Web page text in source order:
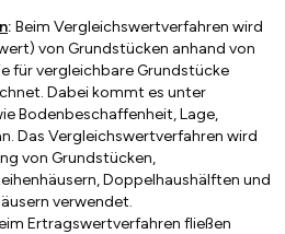
: Beim Vergleichswertverfahren wird
von Grundstücken anhand von
für vergleichbare Grundstücke
Dabei kommt es unter
Bodenbeschaffenheit, Lage,
Das Vergleichswertverfahren wird
von Grundstücken,
Doppelhaushälften und
verwendet.
Ertragswertverfahren fließen